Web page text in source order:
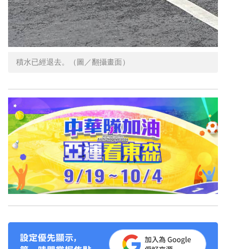
積水已經退去。（圖／翻攝畫面）